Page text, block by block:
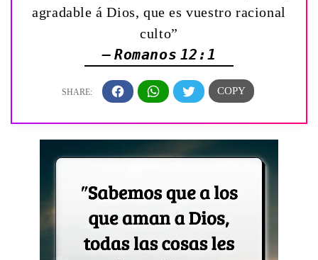
agradable á Dios, que es vuestro racional
culto”
— Romanos 12:1